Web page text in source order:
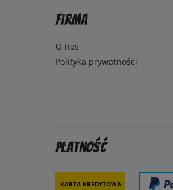
Firma
O nas
Polityka prywatności
Płatność
Karta kredytowa